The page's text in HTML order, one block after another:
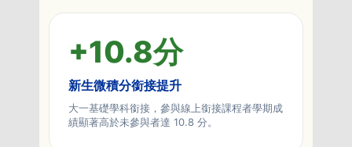
+10.8分
新生微積分銜接提升
大一基礎學科銜接，參與線上銜接課程者學期成
績顯著高於未參與者達 10.8 分。